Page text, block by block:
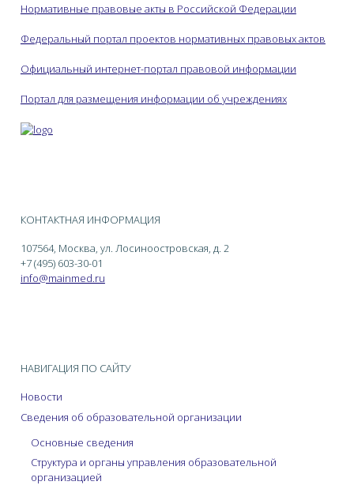
Нормативные правовые акты в Российской Федерации
Федеральный портал проектов нормативных правовых актов
Официальный интернет-портал правовой информации
Портал для размещения информации об учреждениях
КОНТАКТНАЯ ИНФОРМАЦИЯ
107564, Москва, ул. Лосиноостровская, д. 2
+7 (495) 603-30-01
info@mainmed.ru
НАВИГАЦИЯ ПО САЙТУ
Новости
Сведения об образовательной организации
Основные сведения
Структура и органы управления образовательной
организацией